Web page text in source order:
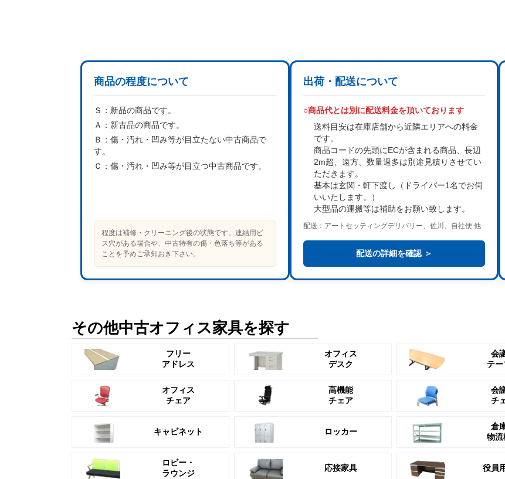
商品の程度について
Ｓ： 新品の商品です。
Ａ： 新古品の商品です。
Ｂ： 傷・汚れ・凹み等が目立たない中古商品で
す。
Ｃ： 傷・汚れ・凹み等が目立つ中古商品です。
程度は補修・クリーニング後の状態です。連結用ビ
ス穴がある場合や、中古特有の傷・色落ち等がある
ことを予めご承知おき下さい。
出荷・配送について
○商品代とは別に配送料金を頂いております
送料目安は在庫店舗から近隣エリアへの料金
です。
商品コードの先頭にECが含まれる商品、長辺
2m超、遠方、数量過多は別途見積り させてい
ただきます。
基本は玄関・軒下渡し
（ドライバー1名でお伺
いいたします。）
大型品の運搬等は補助をお願い致します。
配送：アートセッティングデリバリー、佐川、自社便 他
配送の詳細を確認 ＞
その他中古オフィス家具を探す
フリー
アドレス
オフィス
デスク
会
テ
オフィス
チェア
高機能
チェア
会
チ
キャビネット ロッカー
倉
物流
ロビー・
ラウンジ
応接家具 役員